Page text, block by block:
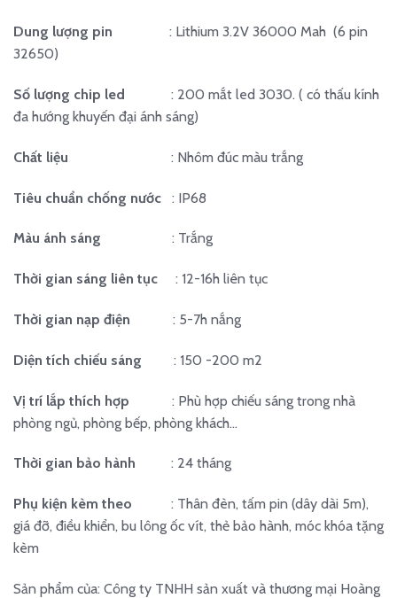
Dung lượng pin : Lithium 3.2V 36000 Mah (6 pin
32650)
Số lượng chip led : 200 mắt led 3030. ( có thấu kính
đa hướng khuyến đại ánh sáng)
Chất liệu : Nhôm đúc màu trắng
Tiêu chuẩn chống nước : IP68
Màu ánh sáng : Trắng
Thời gian sáng liên tục : 12-16h liên tục
Thời gian nạp điện : 5-7h nắng
Diện tích chiếu sáng : 150 -200 m2
Vị trí lắp thích hợp : Phù hợp chiếu sáng trong nhà
phòng ngủ, phòng bếp, phòng khách…
Thời gian bảo hành : 24 tháng
Phụ kiện kèm theo : Thân đèn, tấm pin (dây dài 5m),
giá đỡ, điều khiển, bu lông ốc vít, thẻ bảo hành, móc khóa tặng
kèm
Sản phẩm của: Công ty TNHH sản xuất và thương mại Hoàng